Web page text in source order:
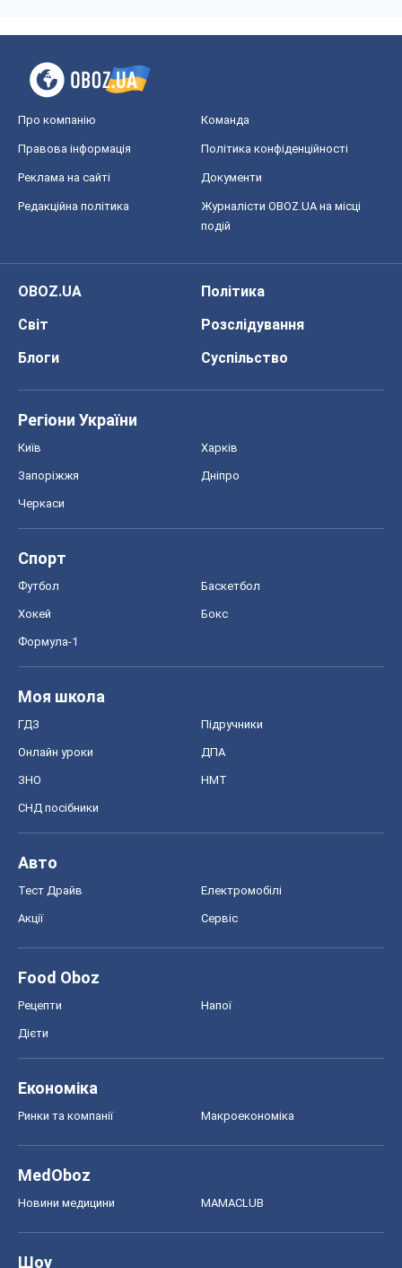
Про компанію Команда
Правова інформація Політика конфіденційності
Реклама на сайті Документи
Редакційна політика
Журналісти OBOZ.UA на місці
подій
OBOZ.UA
Політика
Світ
Розслідування
Блоги
Суспільство
Регіони України
Київ Харків
Запоріжжя Дніпро
Черкаси
Спорт
Футбол Баскетбол
Хокей Бокс
Формула-1
Моя школа
ГДЗ Підручники
Онлайн уроки ДПА
ЗНО НМТ
СНД посібники
Авто
Тест Драйв Електромобілі
Акції Сервіс
Food Oboz
Рецепти Напої
Дієти
Економіка
Ринки та компанії Макроекономіка
MedOboz
Новини медицини MAMACLUB
Шоу